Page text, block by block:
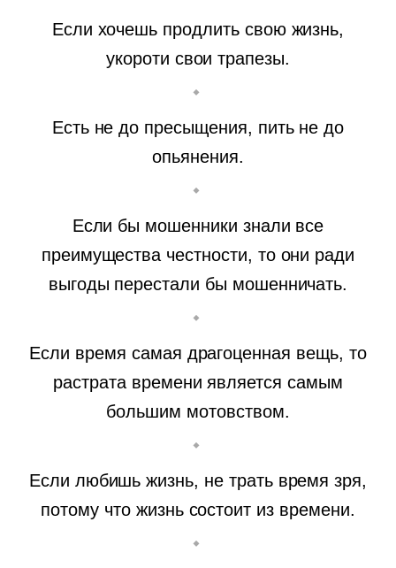
Если хочешь продлить свою жизнь,
укороти свои трапезы.
Есть не до пресыщения, пить не до
опьянения.
Если бы мошенники знали все
преимущества честности, то они ради
выгоды перестали бы мошенничать.
Если время самая драгоценная вещь, то
растрата времени является самым
большим мотовством.
Если любишь жизнь, не трать время зря,
потому что жизнь состоит из времени.